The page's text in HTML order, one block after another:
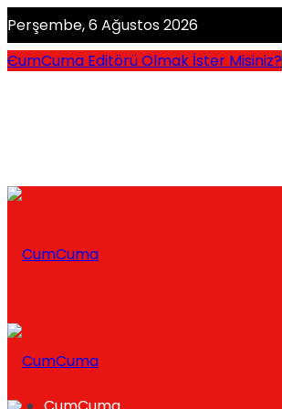
Perşembe, 6 Ağustos 2026
CumCuma Editörü Olmak İster Misiniz?